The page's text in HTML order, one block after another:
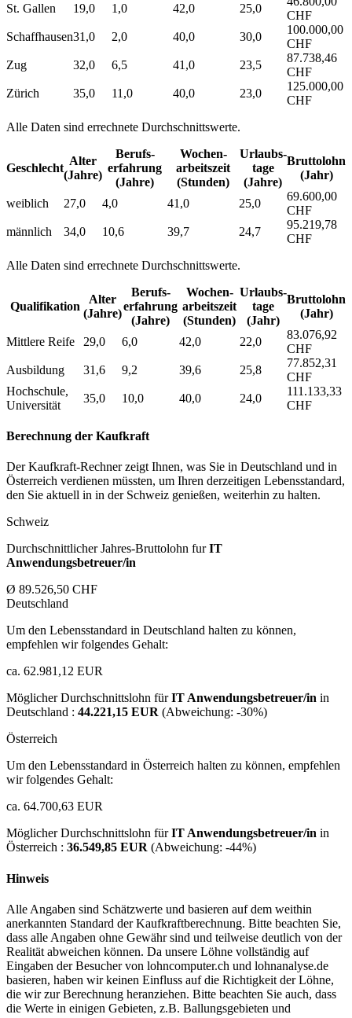
St. Gallen
19,0 1,0 42,0 25,0
CHF
Schaffhausen31,0 2,0 40,0 30,0
100.000,00
CHF
Zug
32,0 6,5 41,0 23,5
87.738,46
CHF
Zürich
35,0 11,0 40,0 23,0
125.000,00
CHF
Alle Daten sind errechnete Durchschnittswerte.
Geschlecht
Alter
(Jahre)
Berufs­
erfahrung
(Jahre)
Wochen­
arbeitszeit
(Stunden)
Urlaubs­
tage
(Jahre)
Bruttolohn
(Jahr)
weiblich 27,0 4,0 41,0 25,0
69.600,00
CHF
männlich
34,0 10,6 39,7 24,7
95.219,78
CHF
Alle Daten sind errechnete Durchschnittswerte.
Qualifikation
Alter
(Jahre)
Berufs­
erfahrung
(Jahre)
Wochen­
arbeitszeit
(Stunden)
Urlaubs­
tage
(Jahr)
Bruttolohn
(Jahr)
Mittlere Reife 29,0 6,0 42,0 22,0
83.076,92
CHF
Ausbildung
31,6 9,2 39,6 25,8
77.852,31
CHF
Hochschule,
Universität
35,0 10,0 40,0 24,0
111.133,33
CHF
Berechnung der Kaufkraft
Der Kaufkraft-Rechner zeigt Ihnen, was Sie in Deutschland und in
Österreich verdienen müssten, um Ihren derzeitigen Lebensstandard,
den Sie aktuell in in der Schweiz genießen, weiterhin zu halten.
Schweiz
Durchschnittlicher Jahres-Bruttolohn furIT
Anwendungsbetreuer/in
Ø 89.526,50 CHF
Deutschland
Um den Lebensstandard in Deutschland halten zu können,
empfehlen wir folgendes Gehalt:
ca. 62.981,12 EUR
Möglicher Durchschnittslohn fürIT Anwendungsbetreuer/in in
Deutschland : 44.221,15 EUR (Abweichung: -30%)
Österreich
Um den Lebensstandard in Österreich halten zu können, empfehlen
wir folgendes Gehalt:
ca. 64.700,63 EUR
Möglicher Durchschnittslohn fürIT Anwendungsbetreuer/in in
Österreich : 36.549,85 EUR (Abweichung: -44%)
Hinweis
Alle Angaben sind Schätzwerte und basieren auf dem weithin
anerkannten Standard der Kaufkraftberechnung. Bitte beachten Sie,
dass alle Angaben ohne Gewähr sind und teilweise deutlich von der
Realität abweichen können. Da unsere Löhne vollständig auf
Eingaben der Besucher von lohncomputer.ch und lohnanalyse.de
basieren, haben wir keinen Einfluss auf die Richtigkeit der Löhne,
die wir zur Berechnung heranziehen. Bitte beachten Sie auch, dass
die Werte in einigen Gebieten, z.B. Ballungsgebieten und